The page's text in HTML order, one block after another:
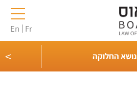
En Fr
> נושא החלוקה